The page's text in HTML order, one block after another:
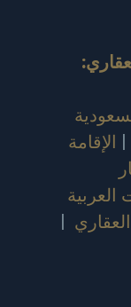
:
| الإقامة
العربية
|